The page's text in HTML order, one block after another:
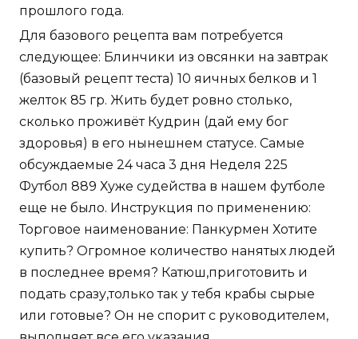
прошлого года.
Для базового рецепта вам потребуется
следующее: Блинчики из овсянки на завтрак
(базовый рецепт теста) 10 яичных белков и 1
желток 85 гр. Жить будет ровно столько,
сколько проживёт Кудрин (дай ему бог
здоровья) в его нынешнем статусе. Самые
обсуждаемые 24 часа 3 дня Неделя 225
Футбол 889 Хуже судейства в нашем футболе
еще не было. Инструкция по применению:
Торговое наименование: Панкурмен Хотите
купить? Огромное количество нанятых людей
в последнее время? Катюш,приготовить и
подать сразу,только так у тебя крабы сырые
или готовые? Он не спорит с руководителем,